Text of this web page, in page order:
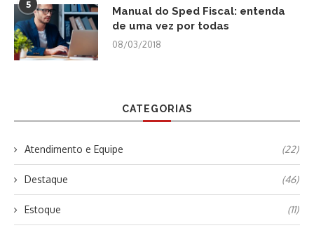
5
Manual do Sped Fiscal: entenda
de uma vez por todas
08/03/2018
CATEGORIAS
Atendimento e Equipe (22)
Destaque (46)
Estoque (11)